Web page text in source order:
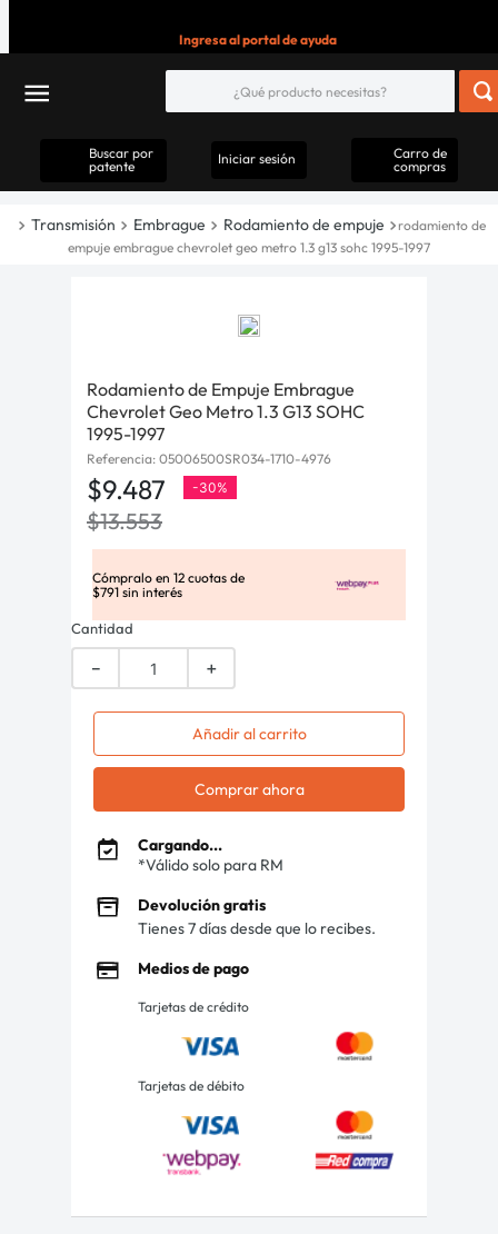
Ingresa al portal de ayuda
Buscar por
patente
Iniciar sesión
Carro de
compras
Transmisión Embrague Rodamiento de empuje
rodamiento de
empuje embrague chevrolet geo metro 1.3 g13 sohc 1995-1997
Rodamiento de Empuje Embrague
Chevrolet Geo Metro 1.3 G13 SOHC
1995-1997
Referencia: 05006500SR034-1710-4976
$9.487 -30%
$13.553
Cómpralo en 12 cuotas de
$791 sin interés
Cantidad
＋
－
Añadir al carrito
Comprar ahora
Cargando...
*Válido solo para RM
Devolución gratis
Tienes 7 días desde que lo recibes.
Medios de pago
Tarjetas de crédito
Tarjetas de débito